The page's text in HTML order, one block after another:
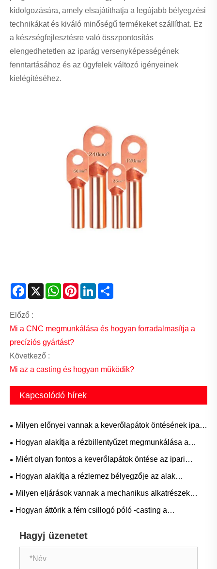
kidolgozására, amely elsajátíthatja a legújabb bélyegzési
technikákat és kiváló minőségű termékeket szállíthat. Ez
a készségfejlesztésre való összpontosítás
elengedhetetlen az iparág versenyképességének
fenntartásához és az ügyfelek változó igényeinek
kielégítéséhez.
Facebook
X WhatsAppPinterestLinkedIn
Előző :
Mi a CNC megmunkálása és hogyan forradalmasítja a
precíziós gyártást?
Következő :
Mi az a casting és hogyan működik?
Kapcsolódó hírek
Milyen előnyei vannak a keverőlapátok öntésének ipari
alkalmazásokban?
Hogyan alakítja a rézbillentyűzet megmunkálása a
mechanikus billentyűzetek következő generációját?
Miért olyan fontos a keverőlapátok öntése az ipari
hatékonyság szempontjából?
Hogyan alakítja a rézlemez bélyegzője az alak
precíziós gyártását?
Milyen eljárások vannak a mechanikus alkatrészek
feldolgozásában?
Hogyan áttörik a fém csillogó póló -casting a
Hagyj üzenetet